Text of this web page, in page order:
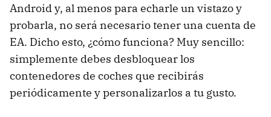
Android y, al menos para echarle un vistazo y
probarla, no será necesario tener una cuenta de
EA. Dicho esto, ¿cómo funciona? Muy sencillo:
simplemente debes desbloquear los
contenedores de coches que recibirás
periódicamente y personalizarlos a tu gusto.